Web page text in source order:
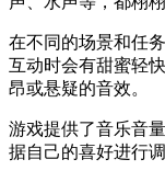
在不同的场景和任
互动时会有甜蜜轻
昂或悬疑的音效。
游戏提供了音乐音
据自己的喜好进行